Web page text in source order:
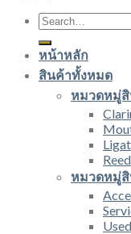
Search
for:
หน้าหลัก
สินค้าทั้งหมด
หมวดหมู่
หมวดหมู่